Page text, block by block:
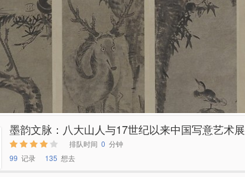
墨韵文脉：八大山人与17世纪以来中国写意艺术展
排队时间 0 分钟
99 记录 135 想去